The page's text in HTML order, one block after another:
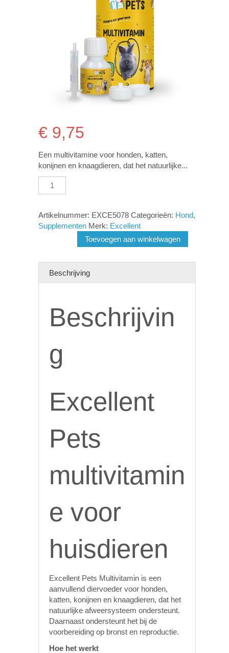
€ 9,75
Een multivitamine voor honden, katten,
konijnen en knaagdieren, dat het natuurlijke...
Excellent
Pets
aantal
Artikelnummer: EXCE5078 Categorieën: Hond,
Supplementen Merk: Excellent
Toevoegen aan winkelwagen
Beschrijving
Beschrijvin
g
Excellent
Pets
multivitamin
e voor
huisdieren
Excellent Pets Multivitamin is een
aanvullend diervoeder voor honden,
katten, konijnen en knaagdieren, dat het
natuurlijke afweersysteem ondersteunt.
Daarnaast ondersteunt het bij de
voorbereiding op bronst en reproductie.
Hoe het werkt